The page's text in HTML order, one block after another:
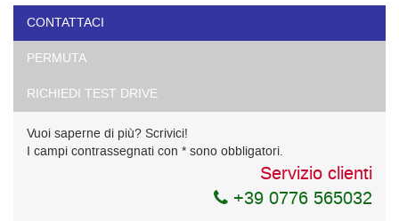
CONTATTACI
PERMUTA
RICHIEDI TEST DRIVE
Vuoi saperne di più? Scrivici!
I campi contrassegnati con * sono obbligatori.
Servizio clienti
+39 0776 565032